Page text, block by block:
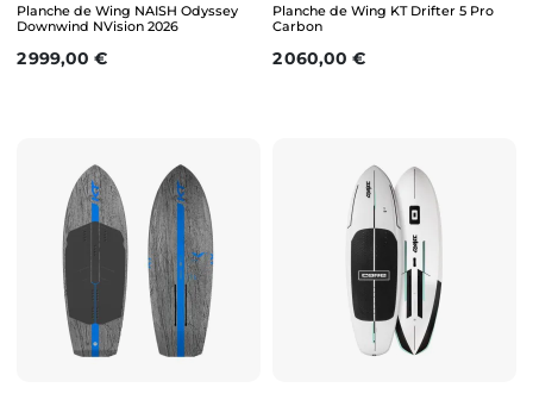
Planche de Wing NAISH Odyssey
Downwind NVision 2026
Prix
2 999,00 €
Planche de Wing KT Drifter 5 Pro
Carbon
Prix
2 060,00 €